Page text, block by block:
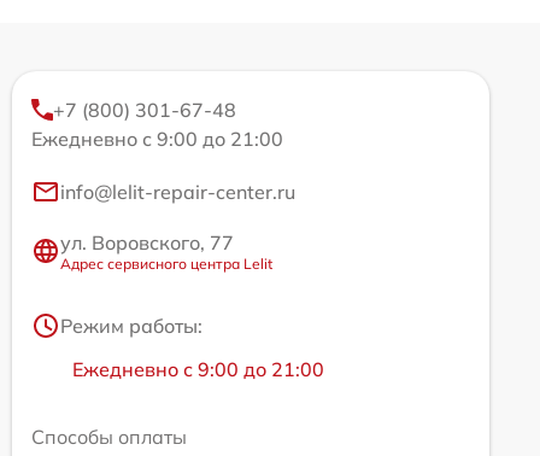
+7 (800) 301-67-48
Ежедневно с 9:00 до 21:00
info@lelit-repair-center.ru
ул. Воровского, 77
Адрес сервисного центра Lelit
Режим работы:
Ежедневно с 9:00 до 21:00
Способы оплаты